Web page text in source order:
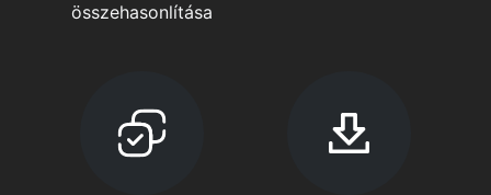
összehasonlítása